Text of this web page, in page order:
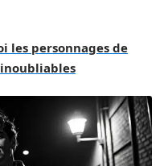
les personnages de